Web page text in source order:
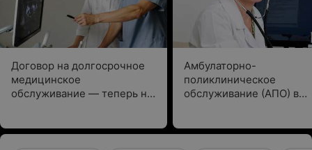
Договор на долгосрочное
медицинское
обслуживание — теперь на
Амбулаторно-
поликлиническое
обслуживание (АПО) в